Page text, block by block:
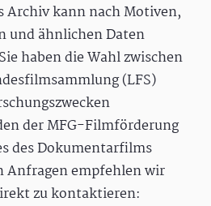
Archiv kann nach Motiven,
und ähnlichen Daten
haben die Wahl zwischen
(LFS)
der MFG-Filmförderung
des Dokumentarfilms
Anfragen empfehlen wir
zu kontaktieren: